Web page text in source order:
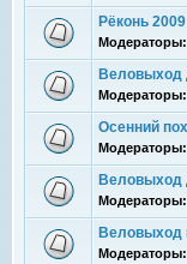
Рёконь 2009
Модераторы:
Веловыход
Модераторы:
Осенний
Модераторы:
Веловыход
Модераторы:
Веловыход
Модераторы: